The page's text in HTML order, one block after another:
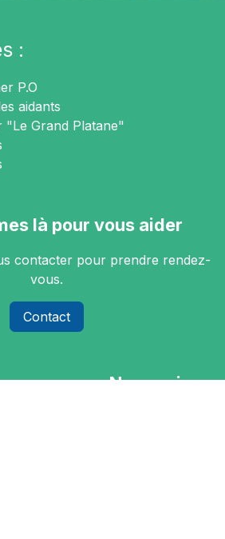
:
P.O
aidants
"Le Grand Platane"
là pour vous aider
contacter pour prendre rendez-
vous.
Contact
Nous suivre